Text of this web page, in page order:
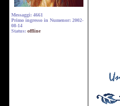
Messaggi: 4661
Primo ingresso in Numenor: 2002-
08-14
Status: offline